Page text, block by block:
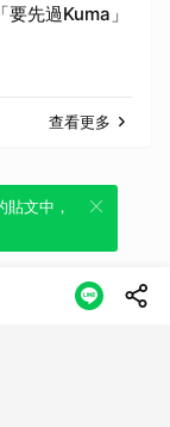
先過Kuma」
查看更多
貼文中，